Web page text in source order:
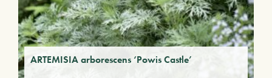
ARTEMISIA arborescens ‘Powis Castle’